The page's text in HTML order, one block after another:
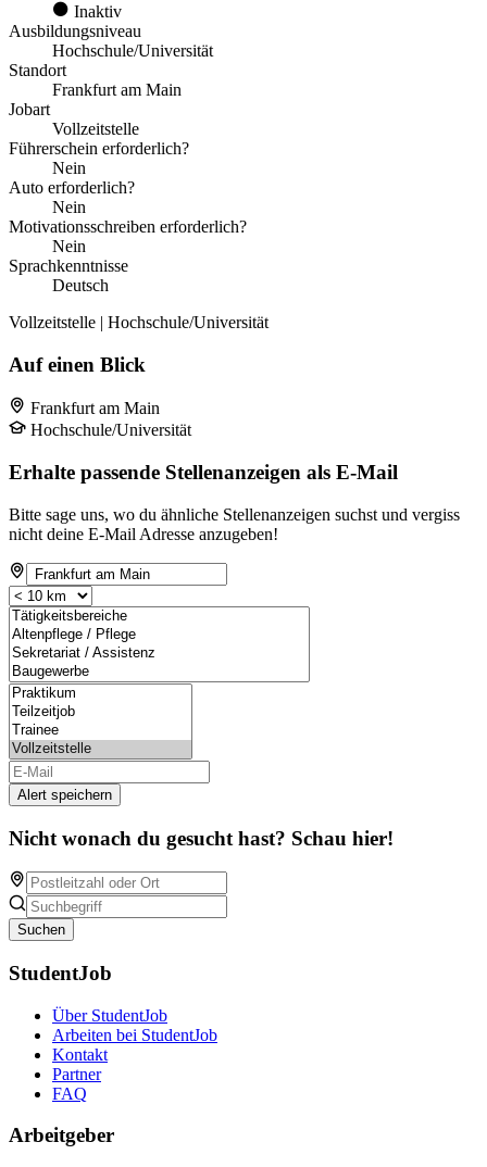
Inaktiv
Ausbildungsniveau
Hochschule/Universität
Standort
Frankfurt am Main
Jobart
Vollzeitstelle
Führerschein erforderlich?
Nein
Auto erforderlich?
Nein
Motivationsschreiben erforderlich?
Nein
Sprachkenntnisse
Deutsch
Vollzeitstelle | Hochschule/Universität
Auf einen Blick
Frankfurt am Main
Hochschule/Universität
Erhalte passende Stellenanzeigen als E-Mail
Bitte sage uns, wo du ähnliche Stellenanzeigen suchst und vergiss
nicht deine E-Mail Adresse anzugeben!
Alert speichern
Nicht wonach du gesucht hast? Schau hier!
Suchen
StudentJob
Über StudentJob
Arbeiten bei StudentJob
Kontakt
Partner
FAQ
Arbeitgeber